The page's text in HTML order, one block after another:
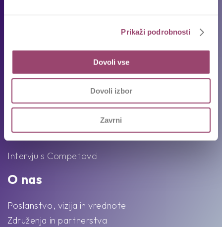
Prikaži podrobnosti
Dovoli vse
Dovoli izbor
Zavrni
Priporočila kandidatov
Karierni napotki in nasveti
Ekipa
Intervju s Competovci
O nas
Poslanstvo, vizija in vrednote
Združenja in partnerstva